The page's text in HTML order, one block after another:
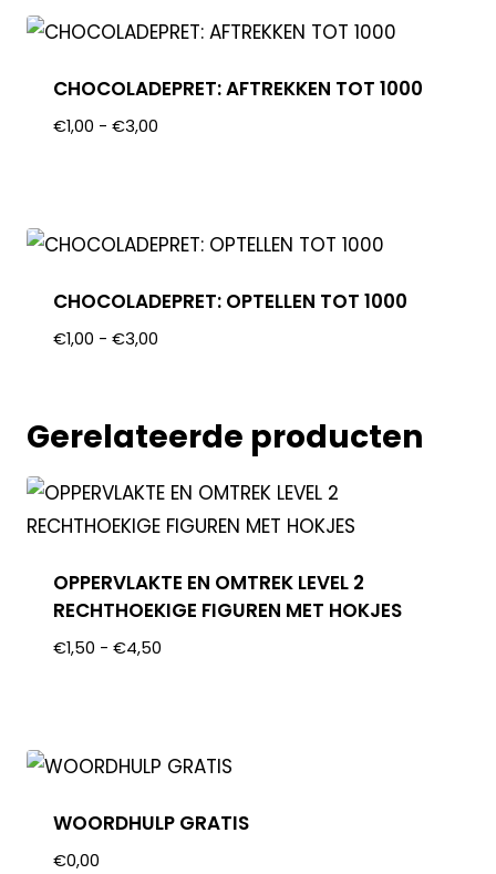
CHOCOLADEPRET: AFTREKKEN TOT 1000
€1,00 - €3,00
CHOCOLADEPRET: OPTELLEN TOT 1000
€1,00 - €3,00
Gerelateerde producten
OPPERVLAKTE EN OMTREK LEVEL 2
RECHTHOEKIGE FIGUREN MET HOKJES
€1,50 - €4,50
WOORDHULP GRATIS
€0,00